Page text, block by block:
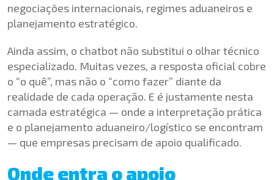
negociações internacionais, regimes aduaneiros e
planejamento estratégico.
Ainda assim, o chatbot não substitui o olhar técnico
especializado. Muitas vezes, a resposta oficial cobre
o “o quê”, mas não o “como fazer” diante da
realidade de cada operação. E é justamente nesta
camada estratégica — onde a interpretação prática
e o planejamento aduaneiro/logístico se encontram
— que empresas precisam de apoio qualificado.
Onde entra o apoio